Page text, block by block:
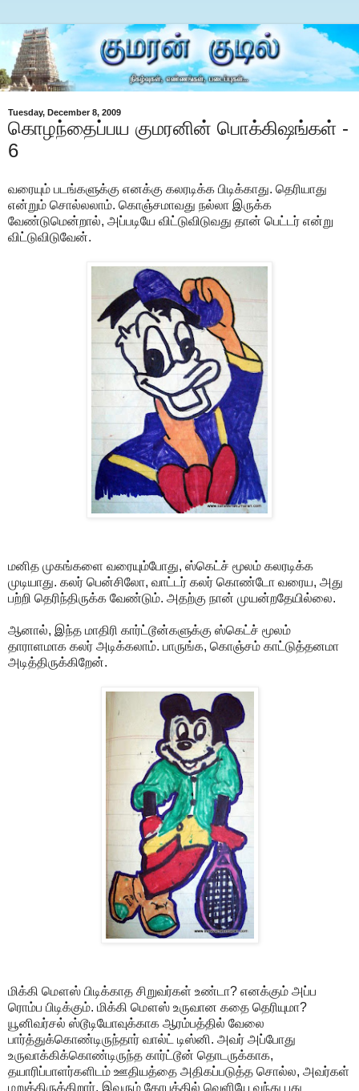
Tuesday, December 8, 2009
கொழந்தைப்பய குமரனின் பொக்கிஷங்கள் -
6
வரையும் படங்களுக்கு எனக்கு கலரடிக்க பிடிக்காது. தெரியாது
என்றும் சொல்லலாம். கொஞ்சமாவது நல்லா இருக்க
வேண்டுமென்றால், அப்படியே விட்டுவிடுவது தான் பெட்டர் என்று
விட்டுவிடுவேன்.
மனித முகங்களை வரையும்போது, ஸ்கெட்ச் மூலம் கலரடிக்க
முடியாது. கலர் பென்சிலோ, வாட்டர் கலர் கொண்டோ வரைய, அது
பற்றி தெரிந்திருக்க வேண்டும். அதற்கு நான் முயன்றதேயில்லை.
ஆனால், இந்த மாதிரி கார்ட்டூன்களுக்கு ஸ்கெட்ச் மூலம்
தாராளமாக கலர் அடிக்கலாம். பாருங்க, கொஞ்சம் காட்டுத்தனமா
அடித்திருக்கிறேன்.
மிக்கி மௌஸ் பிடிக்காத சிறுவர்கள் உண்டா? எனக்கும் அப்ப
ரொம்ப பிடிக்கும். மிக்கி மௌஸ் உருவான கதை தெரியுமா?
யூனிவர்சல் ஸ்டூடியோவுக்காக ஆரம்பத்தில் வேலை
பார்த்துக்கொண்டிருந்தார் வால்ட் டிஸ்னி. அவர் அப்போது
உருவாக்கிக்கொண்டிருந்த கார்ட்டூன் தொடருக்காக,
தயாரிப்பாளர்களிடம் ஊதியத்தை அதிகப்படுத்த சொல்ல, அவர்கள்
மறுத்திருக்கிறார். இவரும் கோபத்தில் வெளியே வந்து புது